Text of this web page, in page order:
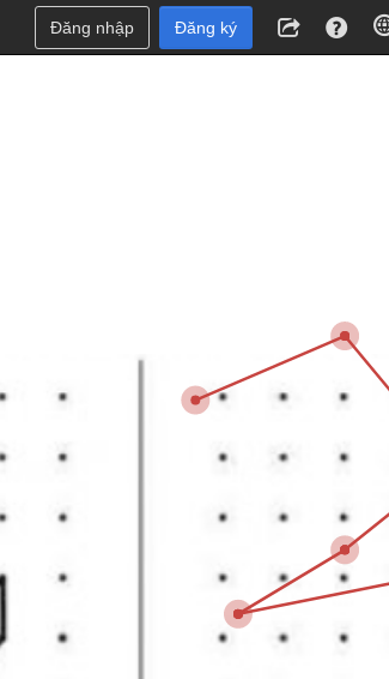
Đăng nhập Đăng ký